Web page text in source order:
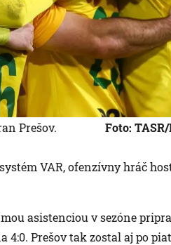
Prešov. Foto:
VAR, ofenzívny hráč
asistenciou v sezóne
4:0. Prešov tak zostal aj po